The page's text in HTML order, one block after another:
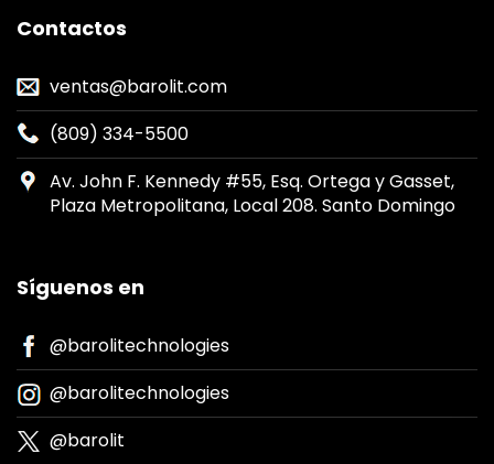
Contactos
ventas@barolit.com
(809) 334-5500
Av. John F. Kennedy #55, Esq. Ortega y Gasset,
Plaza Metropolitana, Local 208. Santo Domingo
Síguenos en
@barolitechnologies
@barolitechnologies
@barolit